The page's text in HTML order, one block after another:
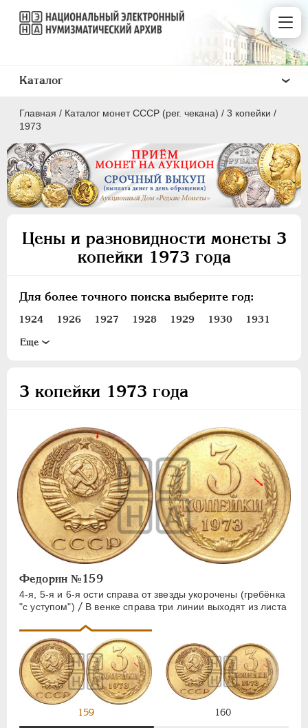
Главная / Каталог монет СССР (рег. чекана) / 3 копейки /
1973
Цены и разновидности монеты 3
копейки 1973 года
Для более точного поиска выберите год:
Eще
1924 1926 1927 1928 1929 1930
1931
1932
1962
1974
1975 1976 1977 1978 1979
1980
1981
1982 1983 1984 1985 1986
1987
1988
1989 1990 1991
3 копейки 1973 года
Федорин №159
4-я, 5-я и 6-я ости справа от звезды укорочены (гребёнка
"с уступом") /В венке справа три линии выходят из листа
159 160
Каталог
ПОЛКОПЕЙКИ
2 КОПЕЙКИ
3 КОПЕЙКИ
10 КОПЕЕК
15 КОПЕЕК
20 КОПЕЕК
1 РУБЛЬ
3 РУБЛЯ
5 РУБЛЕЙ
10 РУБЛЕЙ
ЧЕРВОНЕЦ